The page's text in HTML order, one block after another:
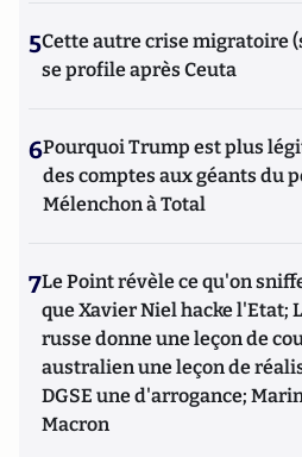
5Cette autre crise migratoire
se profile après Ceuta
6Pourquoi Trump est plus
des comptes aux géants du
Mélenchon à Total
7Le Point révèle ce qu'on
que Xavier Niel hacke l'Etat;
russe donne une leçon de
australien une leçon de
DGSE une d'arrogance;
Macron